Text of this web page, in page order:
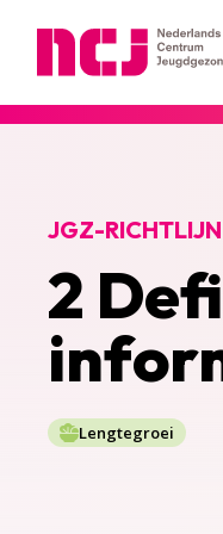
2
JGZ-
Lengtegroei